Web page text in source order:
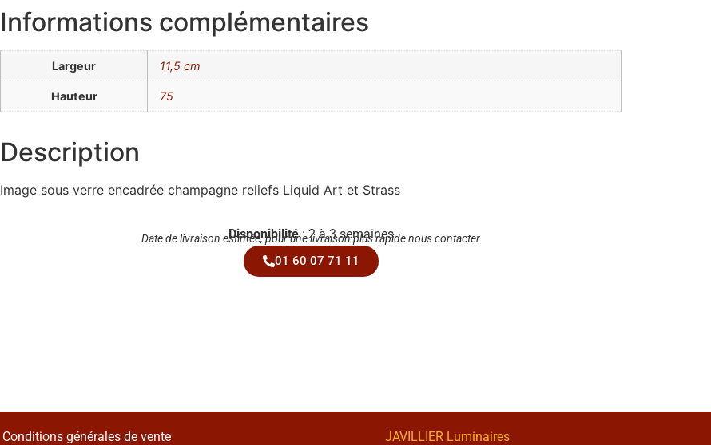
Informations complémentaires
Largeur 11,5 cm
Hauteur 75
Description
Image sous verre encadrée champagne reliefs Liquid Art et Strass
Disponibilité: 2 à 3 semaines
Date de livraison estimée, pour une livraison plus rapide nous contacter
01 60 07 71 11
Conditions générales de vente JAVILLIER Luminaires